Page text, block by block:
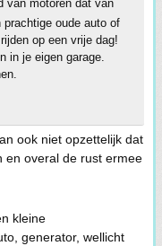
van motoren dat van
prachtige oude auto of
op een vrije dag!
in je eigen garage.
ook niet opzettelijk dat
en overal de rust ermee
kleine
generator, wellicht